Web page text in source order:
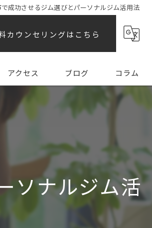
成功させるジム選びとパーソナルジム活用法
カウンセリングはこちら
アクセス ブログ コラム
ソナルジム活